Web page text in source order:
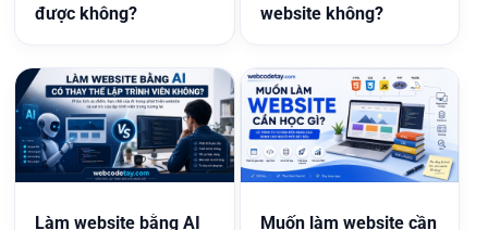
được không?
website không?
Làm website bằng AI
Muốn làm website cần